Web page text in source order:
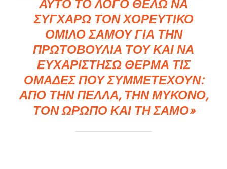
ΑΥΤΌ ΤΟ ΛΌΓΟ ΘΈΛΩ ΝΑ
ΣΥΓΧΑΡΏ ΤΟΝ ΧΟΡΕΥΤΙΚΌ
ΌΜΙΛΟ ΣΆΜΟΥ ΓΙΑ ΤΗΝ
ΠΡΩΤΟΒΟΥΛΊΑ ΤΟΥ ΚΑΙ ΝΑ
ΕΥΧΑΡΙΣΤΉΣΩ ΘΕΡΜΆ ΤΙΣ
ΟΜΆΔΕΣ ΠΟΥ ΣΥΜΜΕΤΈΧΟΥΝ:
ΑΠΌ ΤΗΝ ΠΈΛΛΑ, ΤΗΝ ΜΎΚΟΝΟ,
ΤΟΝ ΩΡΩΠΌ ΚΑΙ ΤΗ ΣΆΜΟ»